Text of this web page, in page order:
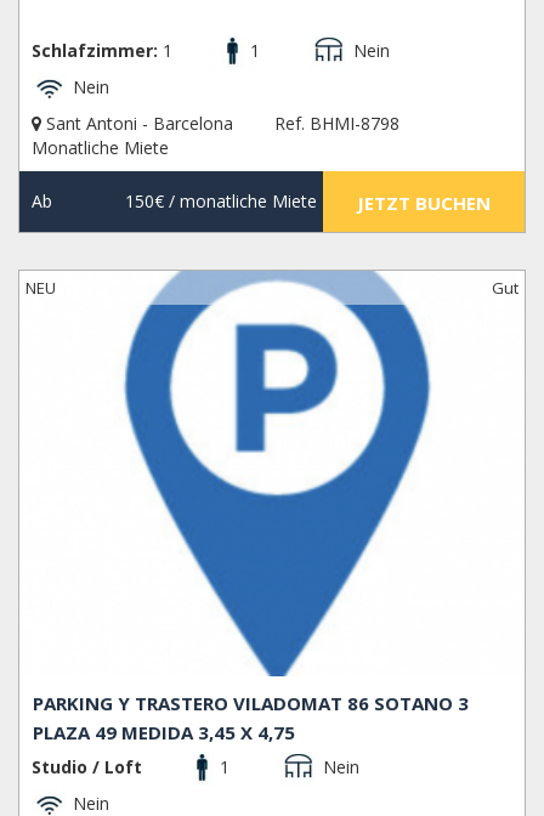
Schlafzimmer: 1 1
Nein
Nein
Sant Antoni - Barcelona
Ref. BHMI-8798
Monatliche Miete
Ab 150€/ monatliche Miete JETZT BUCHEN
NEU Gut
PARKING Y TRASTERO VILADOMAT 86 SOTANO 3
PLAZA 49 MEDIDA 3,45 X 4,75
Studio / Loft 1
Nein
Nein